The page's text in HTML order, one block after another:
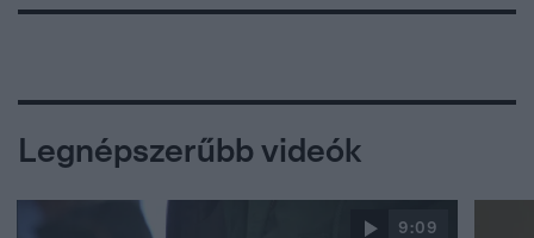
Legnépszerűbb videók
9:09